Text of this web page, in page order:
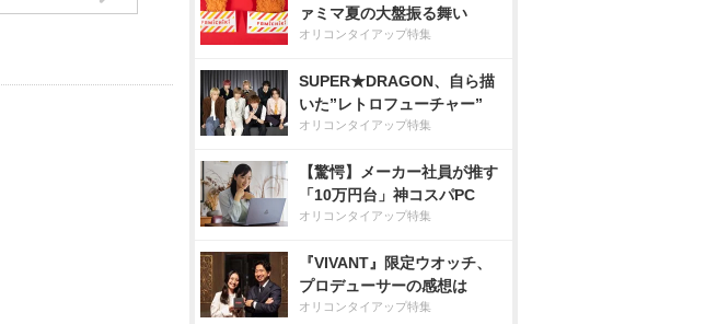
ァミマ夏の大盤振る舞い
オリコンタイアップ特集
SUPER★DRAGON、自ら描
いた”レトロフューチャー”
オリコンタイアップ特集
【驚愕】メーカー社員が推す
「10万円台」神コスパPC
オリコンタイアップ特集
『VIVANT』限定ウオッチ、
プロデューサーの感想は
オリコンタイアップ特集